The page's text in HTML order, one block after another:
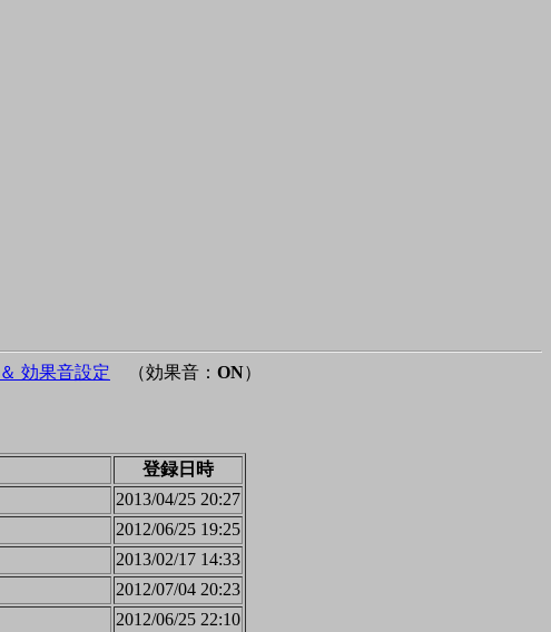
効果音設定 （効果音： ON）
登録日時
2013/04/25 20:27
2012/06/25 19:25
2013/02/17 14:33
2012/07/04 20:23
2012/06/25 22:10